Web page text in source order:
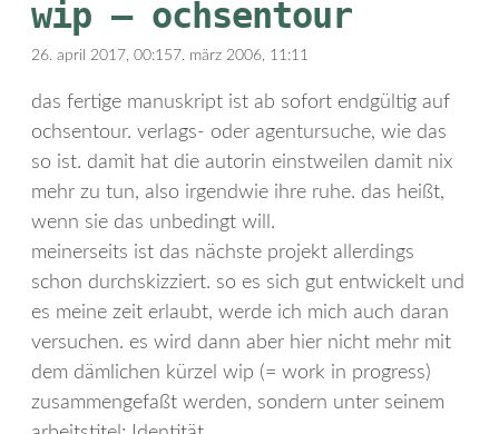
wip – ochsentour
26. april 2017, 00:157. märz 2006, 11:11
das fertige manuskript ist ab sofort endgültig auf
ochsentour. verlags- oder agentursuche, wie das
so ist. damit hat die autorin einstweilen damit nix
mehr zu tun, also irgendwie ihre ruhe. das heißt,
wenn sie das unbedingt will.
meinerseits ist das nächste projekt allerdings
schon durchskizziert. so es sich gut entwickelt und
es meine zeit erlaubt, werde ich mich auch daran
versuchen. es wird dann aber hier nicht mehr mit
dem dämlichen kürzel wip (= work in progress)
zusammengefaßt werden, sondern unter seinem